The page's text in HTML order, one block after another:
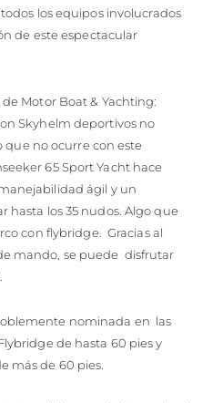
los equipos involucrados
de este espectacular
Motor Boat & Yachting:
Skyhelm deportivos no
que no ocurre con este
65 Sport Yacht hace
ágil y un
los 35 nudos. Algo que
con flybridge. Gracias al
mando, se puede disfrutar
nominada en las
de hasta 60 pies y
más de 60 pies.